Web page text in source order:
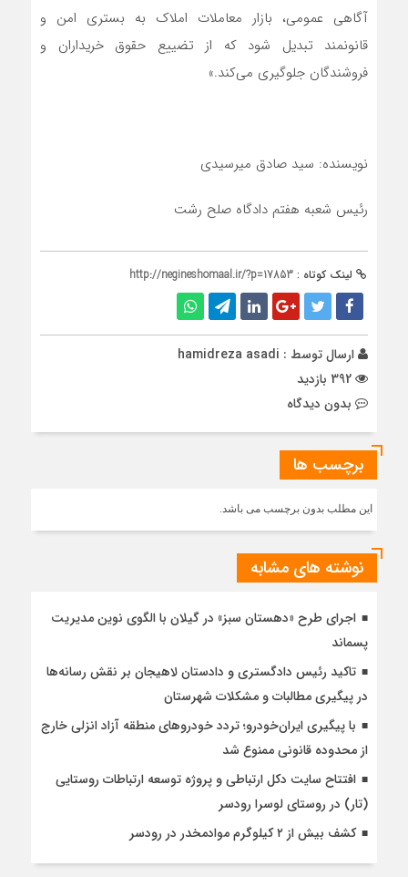
آگاهی عمومی، بازار معاملات املاک به بستری امن و
قانونمند تبدیل شود که از تضییع حقوق خریداران و
فروشندگان جلوگیری می‌کند.»
نویسنده: سید صادق میرسیدی
رئیس شعبه هفتم دادگاه صلح رشت
لینک کوتاه : http://negineshomaal.ir/?p=17853
ارسال توسط : hamidreza asadi
بدون دیدگاه
برچسب ها
این مطلب بدون برچسب می باشد.
نوشته های مشابه
اجرای طرح «دهستان سبز» در گیلان با الگوی نوین مدیریت
پسماند
تاکید رئیس دادگستری و دادستان لاهیجان بر نقش رسانه‌ها
در پیگیری مطالبات و مشکلات شهرستان
با پیگیری ایران‌خودرو؛ تردد خودروهای منطقه آزاد انزلی خارج
از محدوده قانونی ممنوع شد
افتتاح سایت دکل ارتباطی و پروژه توسعه ارتباطات روستایی
(تار) در روستای لوسرا رودسر
کشف بیش از ۲ کیلوگرم موادمخدر در رودسر